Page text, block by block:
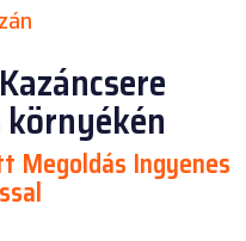
Megoldás Ingyenes